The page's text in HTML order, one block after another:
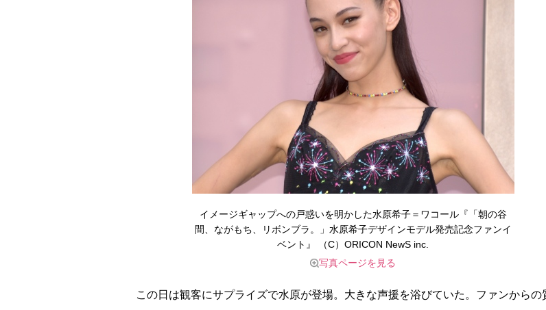
イメージギャップへの戸惑いを明かした水原希子＝ワコール『「朝の谷
間、ながもち、リボンブラ。」水原希子デザインモデル発売記念ファンイ
ベント』 （C）ORICON NewS inc.
写真ページを見る
この日は観客にサプライズで水原が登場。大きな声援を浴びていた。ファンからの